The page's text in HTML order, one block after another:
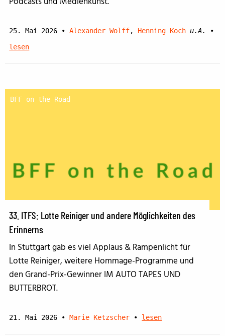
25. Mai 2026 • Alexander Wolff, Henning Koch u.A.
•
lesen
BFF on the Road
33. ITFS: Lotte Reiniger und andere Möglichkeiten des
Erinnerns
In Stuttgart gab es viel Applaus & Rampenlicht für
Lotte Reiniger, weitere Hommage-Programme und
den Grand-Prix-Gewinner IM AUTO TAPES UND
BUTTERBROT.
21. Mai 2026 • Marie Ketzscher • lesen